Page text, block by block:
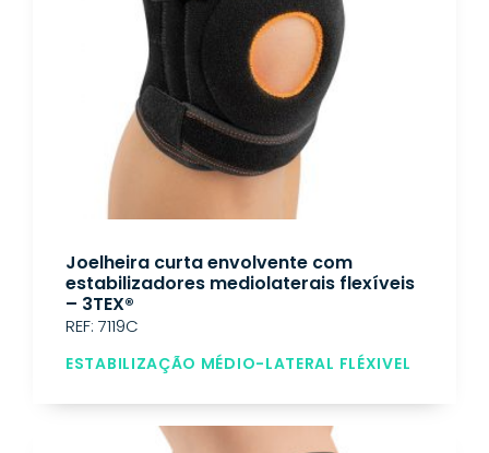
Joelheira curta envolvente com
estabilizadores mediolaterais flexíveis
– 3TEX®
REF: 7119C
ESTABILIZAÇÃO MÉDIO-LATERAL FLÉXIVEL